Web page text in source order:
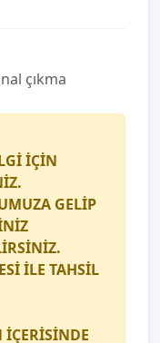
çıkma
İÇİN
GELİP
İLE TAHSİL